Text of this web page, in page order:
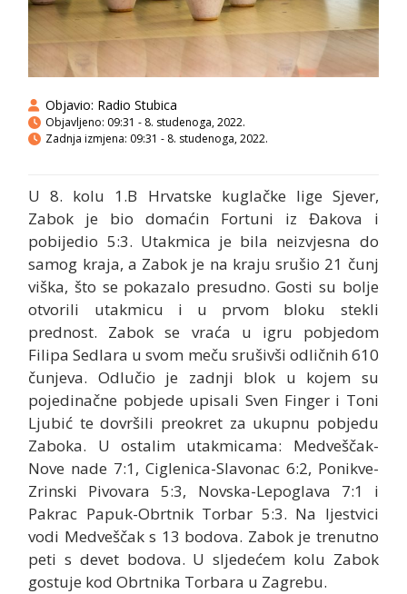
Objavio: Radio Stubica
Objavljeno: 09:31 - 8. studenoga, 2022.
Zadnja izmjena: 09:31 - 8. studenoga, 2022.
U 8. kolu 1.B Hrvatske kuglačke lige Sjever,
Zabok je bio domaćin Fortuni iz Đakova i
pobijedio 5:3. Utakmica je bila neizvjesna do
samog kraja, a Zabok je na kraju srušio 21 čunj
viška, što se pokazalo presudno. Gosti su bolje
otvorili utakmicu i u prvom bloku stekli
prednost. Zabok se vraća u igru pobjedom
Filipa Sedlara u svom meču srušivši odličnih 610
čunjeva. Odlučio je zadnji blok u kojem su
pojedinačne pobjede upisali Sven Finger i Toni
Ljubić te dovršili preokret za ukupnu pobjedu
Zaboka. U ostalim utakmicama: Medveščak-
Nove nade 7:1, Ciglenica-Slavonac 6:2, Ponikve-
Zrinski Pivovara 5:3, Novska-Lepoglava 7:1 i
Pakrac Papuk-Obrtnik Torbar 5:3. Na ljestvici
vodi Medveščak s 13 bodova. Zabok je trenutno
peti s devet bodova. U sljedećem kolu Zabok
gostuje kod Obrtnika Torbara u Zagrebu.